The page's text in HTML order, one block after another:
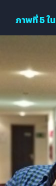
ภาพที่ 5 ใ